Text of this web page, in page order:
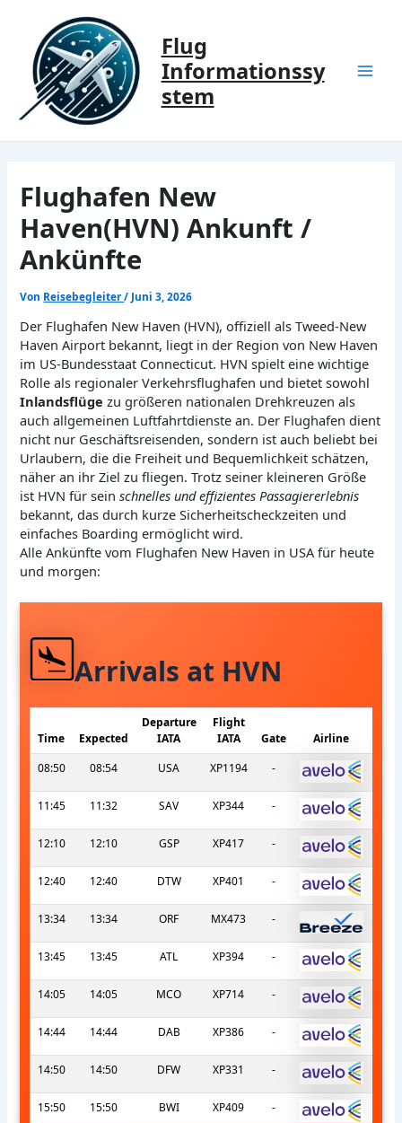
springen
Flug
Informationssy
stem
Flughafen New
Haven(HVN) Ankunft /
Ankünfte
Von Reisebegleiter/ Juni 3, 2026
Der Flughafen New Haven (HVN), offiziell als Tweed-New
Haven Airport bekannt, liegt in der Region von New Haven
im US-Bundesstaat Connecticut. HVN spielt eine wichtige
Rolle als regionaler Verkehrsflughafen und bietet sowohl
Inlandsflüge zu größeren nationalen Drehkreuzen als
auch allgemeinen Luftfahrtdienste an. Der Flughafen dient
nicht nur Geschäftsreisenden, sondern ist auch beliebt bei
Urlaubern, die die Freiheit und Bequemlichkeit schätzen,
näher an ihr Ziel zu fliegen. Trotz seiner kleineren Größe
ist HVN für seinschnelles und effizientes Passagiererlebnis
bekannt, das durch kurze Sicherheitscheckzeiten und
einfaches Boarding ermöglicht wird.
Alle Ankünfte vom Flughafen New Haven in USA für heute
und morgen:
Arrivals at HVN
Time Expected
Departure
IATA
Flight
IATA
Gate
Airline
08:50
08:54 USA XP1194 -
11:45 11:32 SAV XP344 -
12:10 12:10 GSP XP417 -
12:40 12:40 DTW XP401 -
13:34 13:34 ORF MX473 -
13:45 13:45 ATL XP394 -
14:05 14:05 MCO XP714 -
14:44 14:44 DAB XP386 -
14:50 14:50 DFW XP331 -
15:50 15:50 BWI XP409 -